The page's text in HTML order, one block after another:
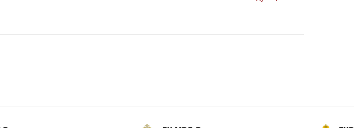
14 июля